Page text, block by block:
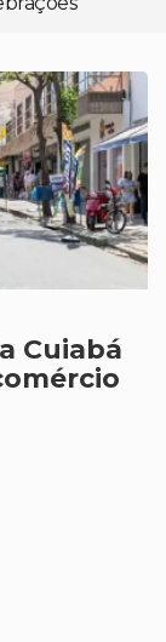
Cuiabá